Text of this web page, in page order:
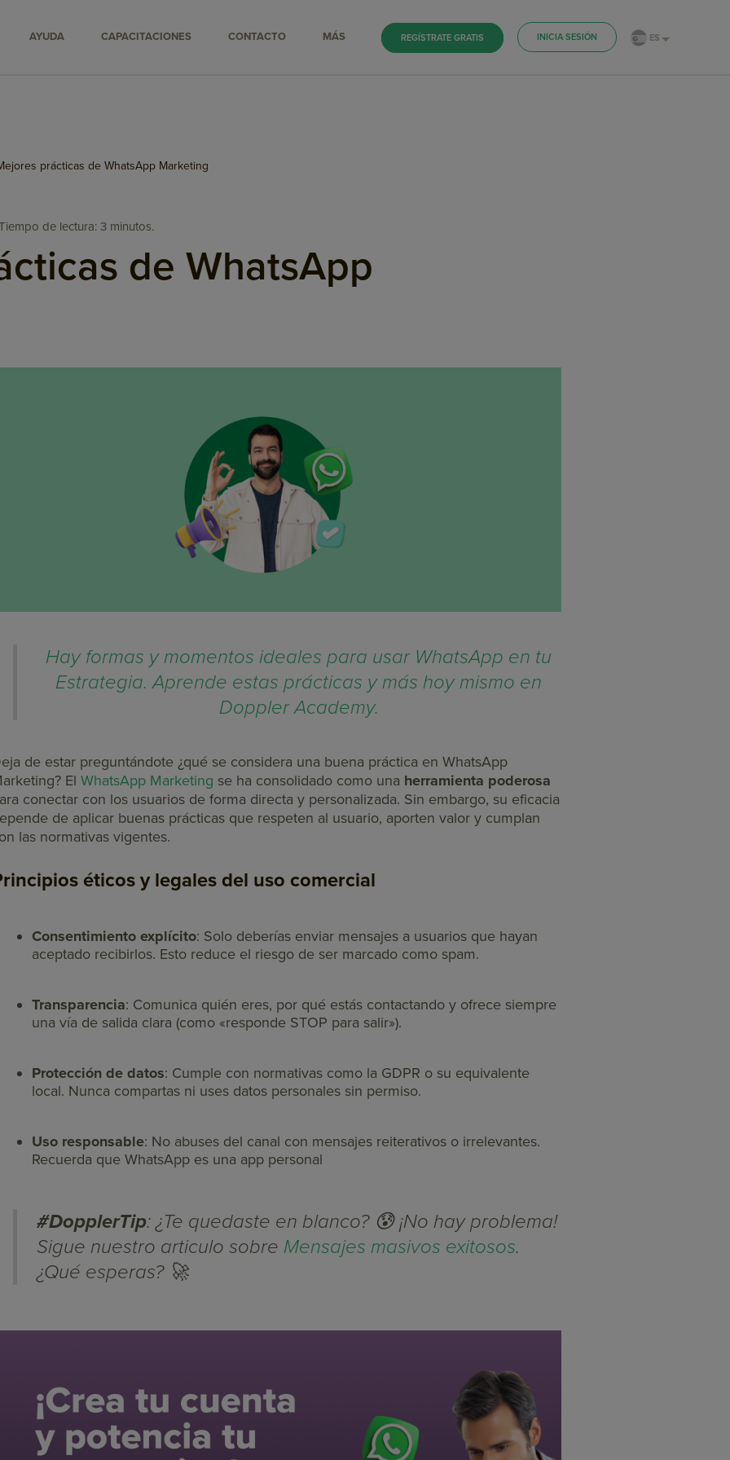
AYUDA CAPACITACIONES CONTACTO MÁS REGÍSTRATE GRATIS INICIA SESIÓN ES
prácticas de WhatsApp Marketing
de lectura: 3 minutos.
de WhatsApp
Hay formas y momentos ideales para usar WhatsApp en tu
Estrategia. Aprende estas prácticas y más hoy mismo en
Doppler Academy.
de estar preguntándote ¿qué se considera una buena práctica en WhatsApp
El WhatsApp Marketing se ha consolidado como una herramienta poderosa
conectar con los usuarios de forma directa y personalizada. Sin embargo, su eficacia
de aplicar buenas prácticas que respeten al usuario, aporten valor y cumplan
las normativas vigentes.
éticos y legales del uso comercial
Consentimiento explícito: Solo deberías enviar mensajes a usuarios que hayan
aceptado recibirlos. Esto reduce el riesgo de ser marcado como spam.
Transparencia: Comunica quién eres, por qué estás contactando y ofrece siempre
una vía de salida clara (como «responde STOP para salir»).
Protección de datos: Cumple con normativas como la GDPR o su equivalente
local. Nunca compartas ni uses datos personales sin permiso.
Uso responsable: No abuses del canal con mensajes reiterativos o irrelevantes.
Recuerda que WhatsApp es una app personal
#DopplerTip: ¿Te quedaste en blanco? 😰 ¡No hay problema!
Sigue nuestro articulo sobre Mensajes masivos exitosos.
¿Qué esperas? 🚀